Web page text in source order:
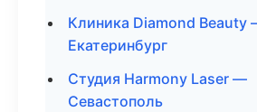
Клиника Diamond Beauty
Екатеринбург
Студия Harmony Laser —
Севастополь